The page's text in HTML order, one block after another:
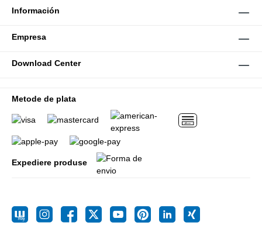
Información
Empresa
Download Center
Metode de plata
Expediere produse